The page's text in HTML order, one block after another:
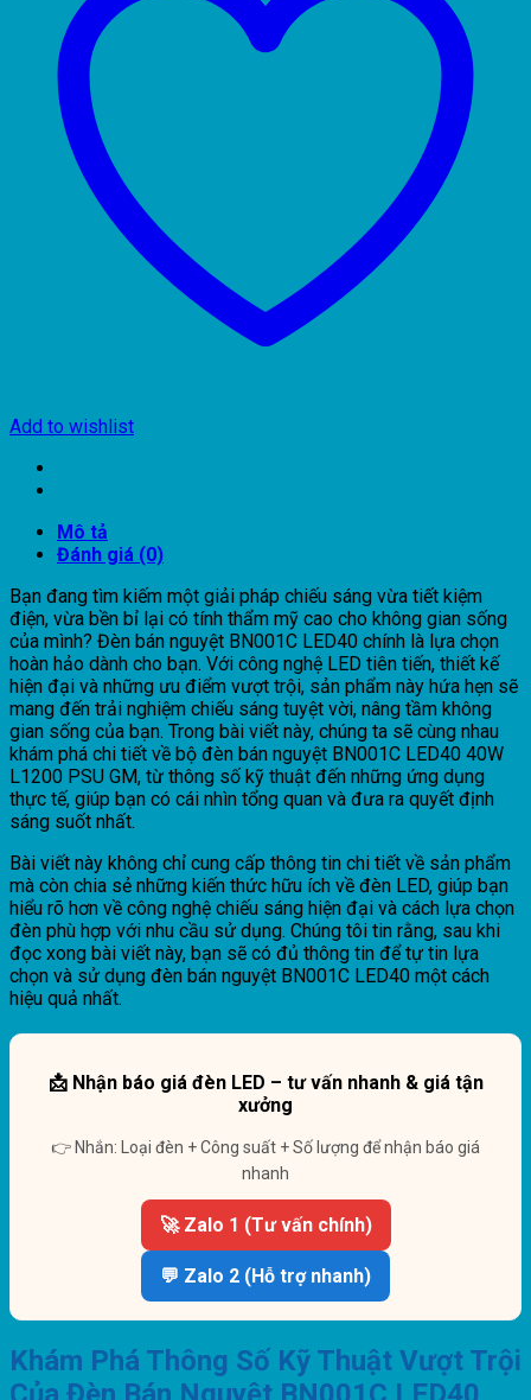
Add to wishlist
Mô tả
Đánh giá (0)
Bạn đang tìm kiếm một giải pháp chiếu sáng vừa tiết kiệm
điện, vừa bền bỉ lại có tính thẩm mỹ cao cho không gian sống
của mình? Đèn bán nguyệt BN001C LED40 chính là lựa chọn
hoàn hảo dành cho bạn. Với công nghệ LED tiên tiến, thiết kế
hiện đại và những ưu điểm vượt trội, sản phẩm này hứa hẹn sẽ
mang đến trải nghiệm chiếu sáng tuyệt vời, nâng tầm không
gian sống của bạn. Trong bài viết này, chúng ta sẽ cùng nhau
khám phá chi tiết về bộ đèn bán nguyệt BN001C LED40 40W
L1200 PSU GM, từ thông số kỹ thuật đến những ứng dụng
thực tế, giúp bạn có cái nhìn tổng quan và đưa ra quyết định
sáng suốt nhất.
Bài viết này không chỉ cung cấp thông tin chi tiết về sản phẩm
mà còn chia sẻ những kiến thức hữu ích về đèn LED, giúp bạn
hiểu rõ hơn về công nghệ chiếu sáng hiện đại và cách lựa chọn
đèn phù hợp với nhu cầu sử dụng. Chúng tôi tin rằng, sau khi
đọc xong bài viết này, bạn sẽ có đủ thông tin để tự tin lựa
chọn và sử dụng đèn bán nguyệt BN001C LED40 một cách
hiệu quả nhất.
📩 Nhận báo giá đèn LED – tư vấn nhanh & giá tận
xưởng
👉 Nhắn: Loại đèn + Công suất + Số lượng để nhận báo giá
nhanh
🚀 Zalo 1 (Tư vấn chính)
💬 Zalo 2 (Hỗ trợ nhanh)
Khám Phá Thông Số Kỹ Thuật Vượt Trội